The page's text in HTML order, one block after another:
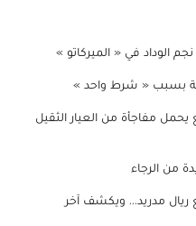
الوداد في « الميركاتو »
بسبب « شرط واحد »
يحمل مفاجأة من العيار الثقيل
من الرجاء
ريال مدريد... ويكشف آخر